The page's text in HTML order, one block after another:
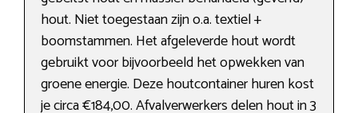
hout. Niet toegestaan zijn o.a. textiel +
boomstammen. Het afgeleverde hout wordt
gebruikt voor bijvoorbeeld het opwekken van
groene energie. Deze houtcontainer huren kost
je circa €184,00. Afvalverwerkers delen hout in 3